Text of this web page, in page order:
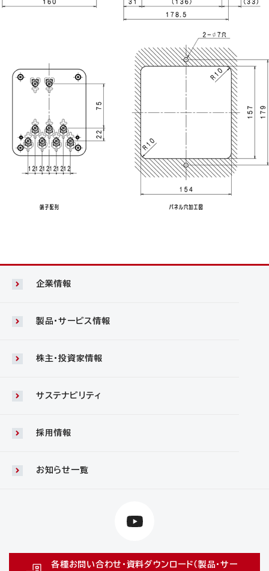
企業情報
製品・サービス情報
株主・投資家情報
サステナビリティ
採用情報
お知らせ一覧
各種お問い合わせ・資料ダウンロード（製品・サー